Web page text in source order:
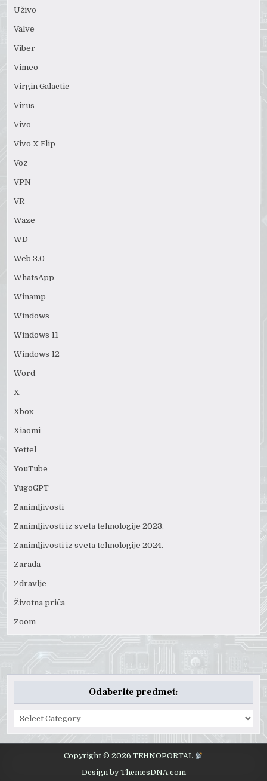
Uživo
Valve
Viber
Vimeo
Virgin Galactic
Virus
Vivo
Vivo X Flip
Voz
VPN
VR
Waze
WD
Web 3.0
WhatsApp
Winamp
Windows
Windows 11
Windows 12
Word
X
Xbox
Xiaomi
Yettel
YouTube
YugoGPT
Zanimljivosti
Zanimljivosti iz sveta tehnologije 2023.
Zanimljivosti iz sveta tehnologije 2024.
Zarada
Zdravlje
Životna priča
Zoom
Odaberite predmet:
Odaberite
predmet:
Copyright © 2026 TEHNOPORTAL
Design by ThemesDNA.com